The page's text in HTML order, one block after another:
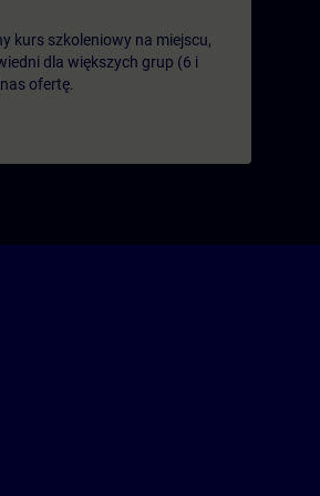
kurs szkoleniowy na miejscu,
dla większych grup (6 i
ofertę.